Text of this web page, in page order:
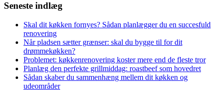
Seneste indlæg
Skal dit køkken fornyes? Sådan planlægger du en succesfuld
renovering
Når pladsen sætter grænser: skal du bygge til for dit
drømmekøkken?
Problemet: køkkenrenovering koster mere end de fleste tror
Planlæg den perfekte grillmiddag: roastbeef som hovedret
Sådan skaber du sammenhæng mellem dit køkken og
udeområder